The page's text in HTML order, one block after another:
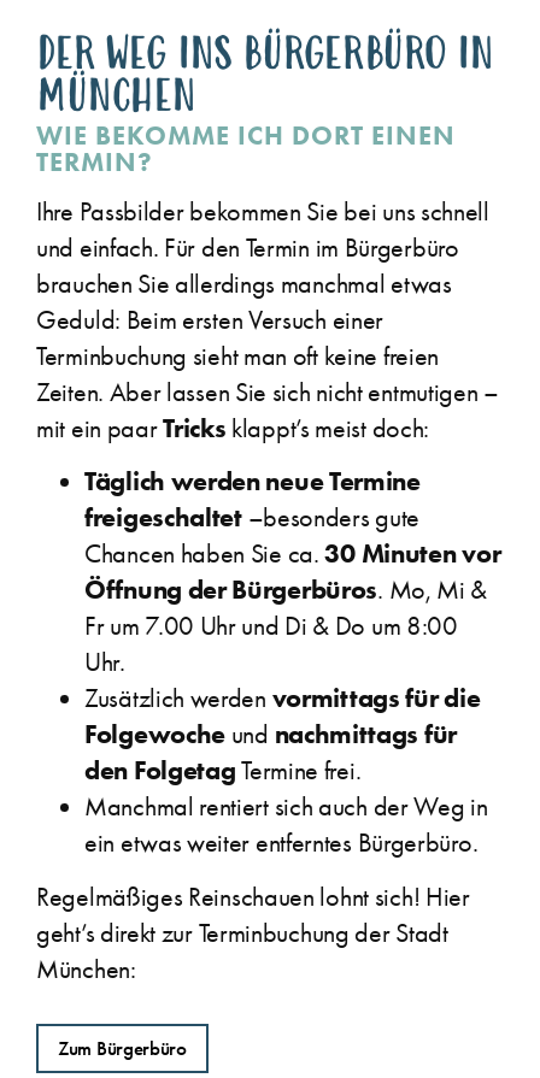
DER WEG INS BÜRGERBÜRO IN
MÜNCHEN
WIE BEKOMME ICH DORT EINEN
TERMIN?
Ihre Passbilder bekommen Sie bei uns schnell
und einfach. Für den Termin im Bürgerbüro
brauchen Sie allerdings manchmal etwas
Geduld: Beim ersten Versuch einer
Terminbuchung sieht man oft keine freien
Zeiten. Aber lassen Sie sich nicht entmutigen –
mit ein paarTricks klappt’s meist doch:
Täglich werden neue Termine
freigeschaltet–besonders gute
Chancen haben Sie ca.30 Minuten vor
Öffnung der Bürgerbüros. Mo, Mi &
Fr um 7.00 Uhr und Di & Do um 8:00
Uhr.
Zusätzlich werden vormittags für die
Folgewoche und nachmittags für
den FolgetagTermine frei.
Manchmal rentiert sich auch der Weg in
ein etwas weiter entferntes Bürgerbüro.
Regelmäßiges Reinschauen lohnt sich! Hier
geht’s direkt zur Terminbuchung der Stadt
München:
Zum Bürgerbüro